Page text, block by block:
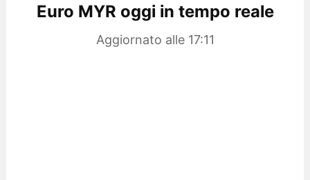
Euro MYR oggi in tempo reale
Aggiornato alle 17:11